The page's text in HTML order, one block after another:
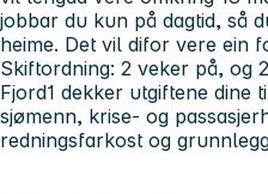
jobbar du kun på dagtid, så
heime. Det vil difor vere ein
Skiftordning: 2 veker på, og
Fjord1 dekker utgiftene
sjømenn, krise- og
redningsfarkost og